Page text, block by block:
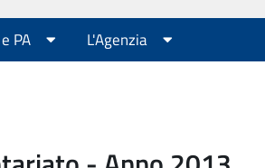
PA L'Agenzia